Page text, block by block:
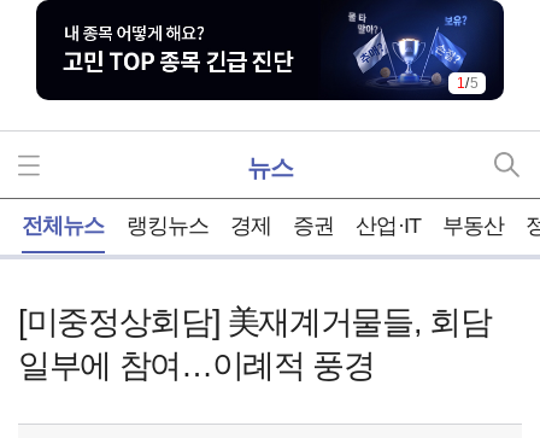
1/5
뉴스
전체뉴스 랭킹뉴스 경제 증권 산업·IT 부동산
[미중정상회담] 美재계거물들, 회담
일부에 참여…이례적 풍경